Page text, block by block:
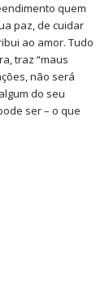
quem
paz, de cuidar
ao amor. Tudo
traz “maus
não será
do seu
ser – o que